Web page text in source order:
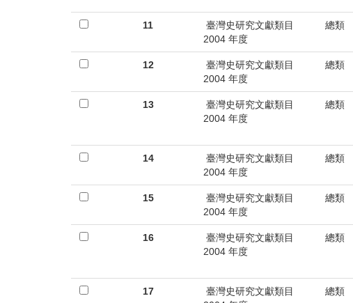
11
臺灣史研究文獻類目
2004 年度
總類
12
臺灣史研究文獻類目
2004 年度
總類
13
臺灣史研究文獻類目
2004 年度
總類
14
臺灣史研究文獻類目
2004 年度
總類
15
臺灣史研究文獻類目
2004 年度
總類
16
臺灣史研究文獻類目
2004 年度
總類
17
臺灣史研究文獻類目
總類